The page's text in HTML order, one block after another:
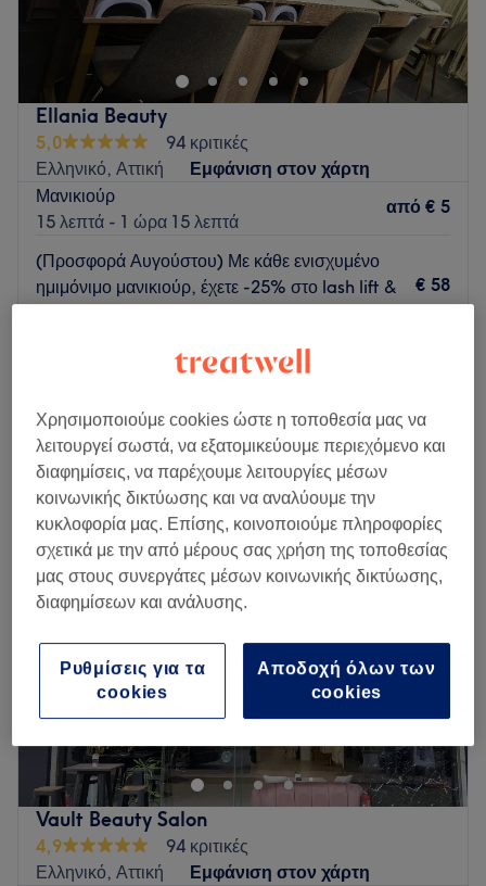
Ellania Beauty
5,0
94 κριτικές
Ελληνικό, Αττική
Εμφάνιση στον χάρτη
Μανικιούρ
15 λεπτά - 1 ώρα 15 λεπτά
από € 5
(Προσφορά Αυγούστου) Με κάθε ενισχυμένο
ημιμόνιμο μανικιούρ, έχετε -25% στο lash lift &
€ 58
Αφαίρεση Τεχνητών
Περισσότερα για το κατάστημα
Δευτέρα
Κλειστό
Τρίτη
09:00–21:00
Τετάρτη
09:00–21:00
Πέμπτη
09:00–21:00
Παρασκευή
Κυριακή
Κλειστό
Ένας νέος χώρος ομορφιάς ανοίγει την άνοιξη στη καρδιά
του Ελληνικού. Μια ομάδα με όρεξη και εμπειρία να σε
εξυπηρετήσει σε όλες τις υπηρεσίες που παρέχουμε.
Go to venue
Vault Beauty Salon
4,9
94 κριτικές
Ελληνικό, Αττική
Εμφάνιση στον χάρτη
Χρησιμοποιούμε cookies ώστε η τοποθεσία μας να
λειτουργεί σωστά, να εξατομικεύουμε περιεχόμενο και
διαφημίσεις, να παρέχουμε λειτουργίες μέσων
κοινωνικής δικτύωσης και να αναλύουμε την
κυκλοφορία μας. Επίσης, κοινοποιούμε πληροφορίες
σχετικά με την από μέρους σας χρήση της τοποθεσίας
μας στους συνεργάτες μέσων κοινωνικής δικτύωσης,
διαφημίσεων και ανάλυσης.
Αποδοχή όλων των
cookies
Ρυθμίσεις για τα
cookies